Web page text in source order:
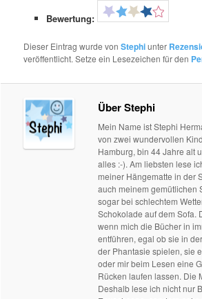
Bewertung:
Dieser Eintrag wurde vonStephiunter
veröffentlicht. Setze ein Lesezeichen für den
Über Stephi
Mein Name ist Stephi
von zwei wundervollen
Hamburg, bin 44 Jahre alt
alles :-). Am liebsten lese
meiner Hängematte in der
auch meinem gemütlichen
sogar bei schlechtem
Schokolade auf dem Sofa.
wenn mich die Bücher in
entführen, egal ob sie in
der Phantasie spielen, sie
oder mir beim Lesen eine
Rücken laufen lassen. Die
Deshalb lese ich nicht nur